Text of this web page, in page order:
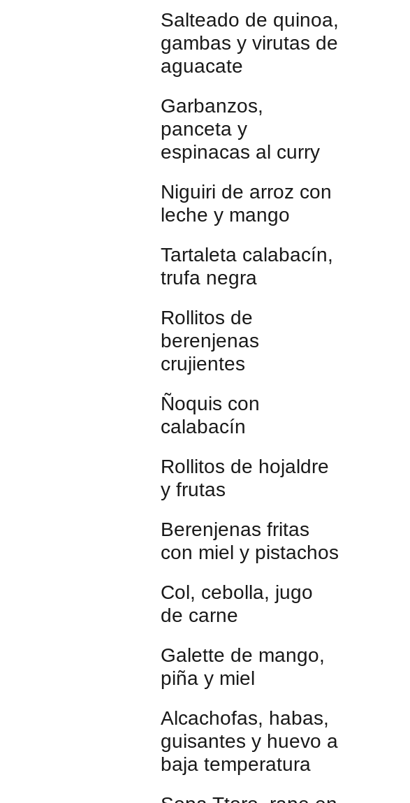
Salteado de quinoa,
gambas y virutas de
aguacate
Garbanzos,
panceta y
espinacas al curry
Niguiri de arroz con
leche y mango
Tartaleta calabacín,
trufa negra
Rollitos de
berenjenas
crujientes
Ñoquis con
calabacín
Rollitos de hojaldre
y frutas
Berenjenas fritas
con miel y pistachos
Col, cebolla, jugo
de carne
Galette de mango,
piña y miel
Alcachofas, habas,
guisantes y huevo a
baja temperatura